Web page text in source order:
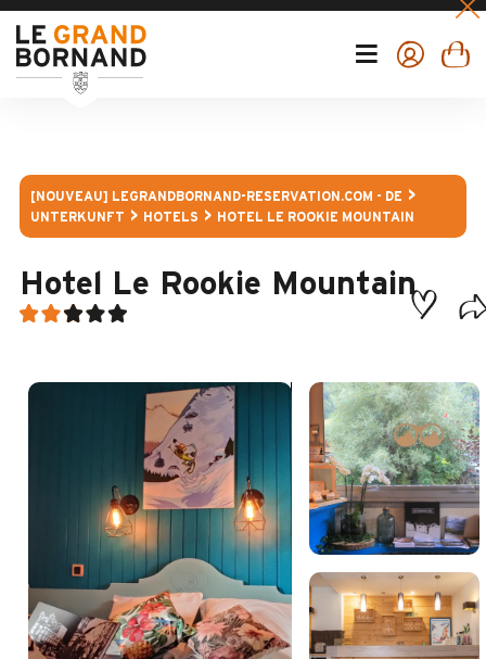
[NOUVEAU] LEGRANDBORNAND-RESERVATION.COM - DE
UNTERKUNFT
HOTELS HOTEL LE ROOKIE MOUNTAIN
Hotel Le Rookie Mountain